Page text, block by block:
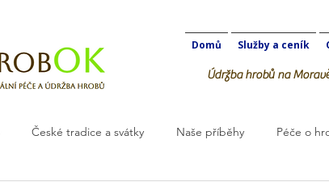
Domů Služby a ceník
Údržba hrobů na
České tradice a svátky Naše příběhy Péče o